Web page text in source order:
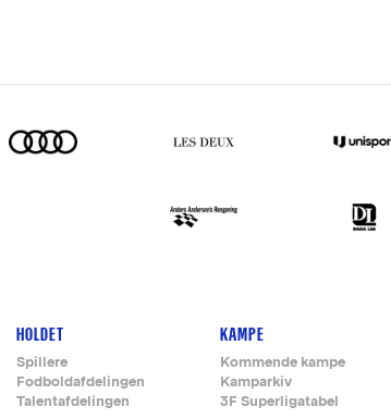
Footer-
menu
HOLDET
Spillere
Fodboldafdelingen
Talentafdelingen
KAMPE
Kommende kampe
Kamparkiv
3F Superligatabel